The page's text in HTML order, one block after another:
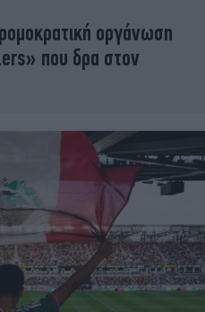
THE OCEAN
ELAMEFORA
οργάνωση
που δρα στον